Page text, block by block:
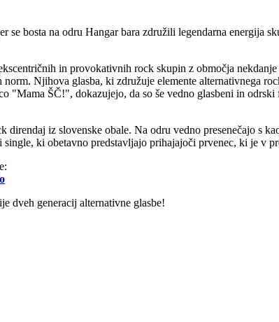
se bosta na odru Hangar bara združili legendarna energija
in provokativnih rock skupin z območja
Njihova glasba, ki združuje elemente alternativnega
"Mama ŠČ!", dokazujejo, da so še vedno glasbeni in odrski
direndaj iz slovenske obale. Na odru vedno presenečajo s
ki obetavno predstavljajo prihajajoči prvenec, ki je v
dveh generacij alternativne glasbe!